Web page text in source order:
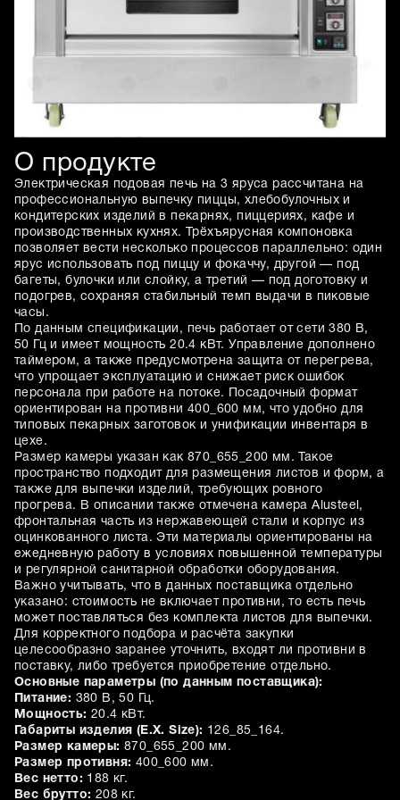
О продукте
Электрическая подовая печь на 3 яруса рассчитана на
профессиональную выпечку пиццы, хлебобулочных и
кондитерских изделий в пекарнях, пиццериях, кафе и
производственных кухнях. Трёхъярусная компоновка
позволяет вести несколько процессов параллельно: один
ярус использовать под пиццу и фокаччу, другой — под
багеты, булочки или слойку, а третий — под доготовку и
подогрев, сохраняя стабильный темп выдачи в пиковые
часы.
По данным спецификации, печь работает от сети 380 В,
50 Гц и имеет мощность 20.4 кВт. Управление дополнено
таймером, а также предусмотрена защита от перегрева,
что упрощает эксплуатацию и снижает риск ошибок
персонала при работе на потоке. Посадочный формат
ориентирован на противни 400_600 мм, что удобно для
типовых пекарных заготовок и унификации инвентаря в
цехе.
Размер камеры указан как 870_655_200 мм. Такое
пространство подходит для размещения листов и форм, а
также для выпечки изделий, требующих ровного
прогрева. В описании также отмечена камера Alusteel,
фронтальная часть из нержавеющей стали и корпус из
оцинкованного листа. Эти материалы ориентированы на
ежедневную работу в условиях повышенной температуры
и регулярной санитарной обработки оборудования.
Важно учитывать, что в данных поставщика отдельно
указано: стоимость не включает противни, то есть печь
может поставляться без комплекта листов для выпечки.
Для корректного подбора и расчёта закупки
целесообразно заранее уточнить, входят ли противни в
поставку, либо требуется приобретение отдельно.
Основные параметры (по данным поставщика):
Питание: 380 В, 50 Гц.
Мощность: 20.4 кВт.
Габариты изделия (E.X. Size): 126_85_164.
Размер камеры: 870_655_200 мм.
Размер противня: 400_600 мм.
Вес нетто: 188 кг.
Вес брутто: 208 кг.